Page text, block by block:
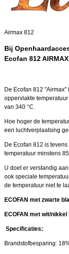
Airmax 812
Bij
Ecofan 812 AIRMAX
De Ecofan 812
oppervlakte
van 340 °C.
Hoe hoger de
een luchtverplaatsing
De Ecofan 812 is
temperatuur minstens
U doet er verstandig
ook speciale
de temperatuur niet te
ECOFAN met zwarte
ECOFAN met wit/
Specificaties:
Brandstofbesparing: